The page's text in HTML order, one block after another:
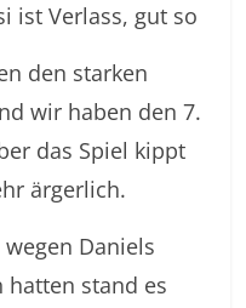
ist Verlass, gut so
den starken
wir haben den 7.
das Spiel kippt
ärgerlich.
Daniels
hatten stand es